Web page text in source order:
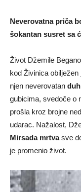
Neverovatna priča
šokantan susret sa
Život Džemile
kod Živinica obilježen
njen neverovatan duh
gubicima, svedoče o
prošla kroz brojne
udarac. Nažalost,
Mirsada mrtvasve
je promenio život.